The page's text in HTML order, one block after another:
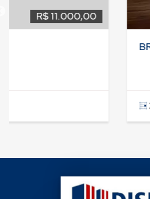
BROOKLIN - SAO PAULO
4